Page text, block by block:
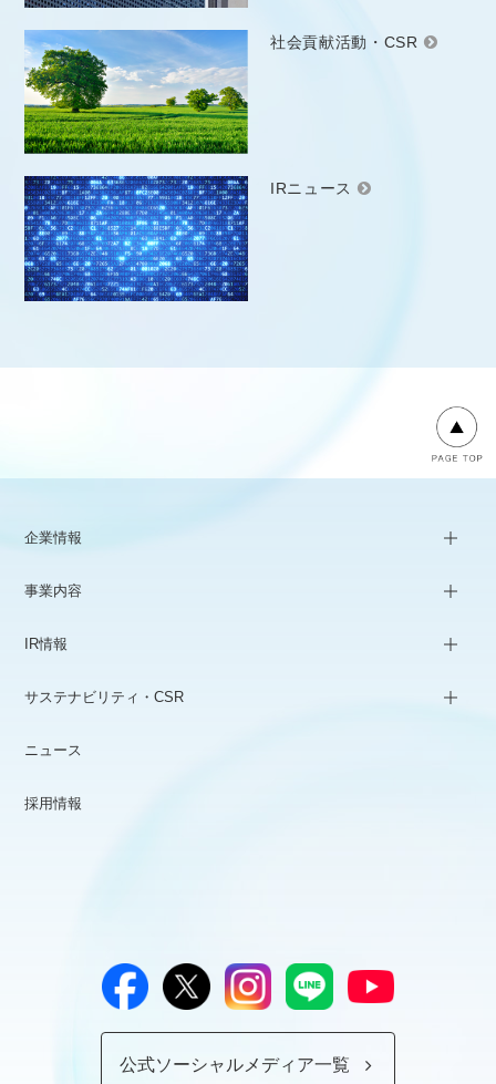
社会貢献活動・CSR
IRニュース
企業情報
事業内容
IR情報
サステナビリティ・CSR
ニュース
採用情報
公式ソーシャルメディア一覧